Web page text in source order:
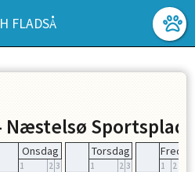
FLADSÅ
- Næstelsø
Onsdag
1 2 3
Torsdag
1 2 3
Fredag
1 2